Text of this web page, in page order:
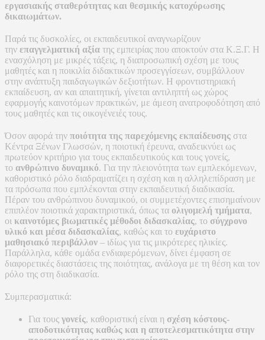
εργασιακής σταθερότητας και θεσμικής κατοχύρωσης
δικαιωμάτων.
Παρά τις δυσκολίες, οι εκπαιδευτικοί αναγνωρίζουν
την επαγγελματική αξία της εμπειρίας που αποκτούν στα Κ.Ξ.Γ. Η
ενασχόληση με μικρές τάξεις, η διαπροσωπική σχέση με τους
μαθητές και η ποικιλία διδακτικών προσεγγίσεων, συμβάλλουν
στην ανάπτυξη παιδαγωγικών δεξιοτήτων. Η φροντιστηριακή
εκπαίδευση, αν και απαιτητική, γίνεται αντιληπτή ως χώρος
εφαρμογής καινοτόμων πρακτικών, με άμεση ανατροφοδότηση από
τους μαθητές και τις οικογένειές τους.
Όσον αφορά την ποιότητα της παρεχόμενης εκπαίδευσης στα
Κέντρα Ξένων Γλωσσών, η ποιοτική έρευνα, αναδεικνύει ως
πρωτεύον κριτήριο για τους εκπαιδευτικούς και τους γονείς,
το ανθρώπινο δυναμικό. Για την πλειονότητα των εμπλεκόμενων,
καθοριστικό ρόλο διαδραματίζει η σχέση και η αλληλεπίδραση με
τα πρόσωπα που εμπλέκονται στην εκπαιδευτική διαδικασία.
Πέραν του ανθρώπινου δυναμικού, οι συμμετέχοντες επισημαίνουν
επιπλέον ποιοτικά χαρακτηριστικά, όπως τα ολιγομελή τμήματα,
οι καινοτόμες βιωματικές μέθοδοι διδασκαλίας, το σύγχρονο
υλικό και μέσα διδασκαλίας, καθώς και το ευχάριστο
μαθησιακό περιβάλλον – ιδίως για τις μικρότερες ηλικίες.
Παράλληλα, κάθε ομάδα ενδιαφερόμενων, δίνει έμφαση σε
διαφορετικές διαστάσεις της ποιότητας, ανάλογα με τη θέση και τον
ρόλο της στη διαδικασία.
Συμπερασματικά:
Για τους γονείς, καθοριστική είναι η σχέση κόστους-
αποδοτικότητας καθώς και η αποτελεσματικότητα στην